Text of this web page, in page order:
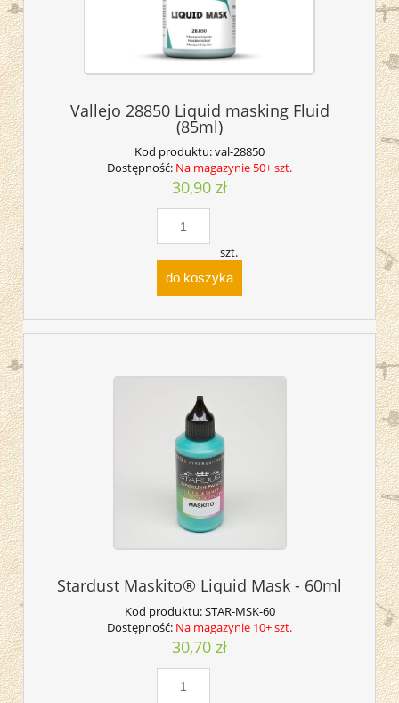
Vallejo 28850 Liquid masking Fluid
(85ml)
Kod produktu:val-28850
Dostępność: Na magazynie 50+ szt.
30,90 zł
szt.
do koszyka
Stardust Maskito® Liquid Mask - 60ml
Kod produktu:STAR-MSK-60
Dostępność: Na magazynie 10+ szt.
30,70 zł